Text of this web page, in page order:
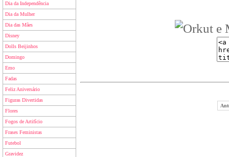
Dia da Independência
Dia da Mulher
Dia das Mães
Disney
Dolls Beijinhos
Domingo
Emo
Fadas
Feliz Aniversário
Figuras Divertidas
Flores
Fogos de Artifício
Frases Feministas
Futebol
Gravidez